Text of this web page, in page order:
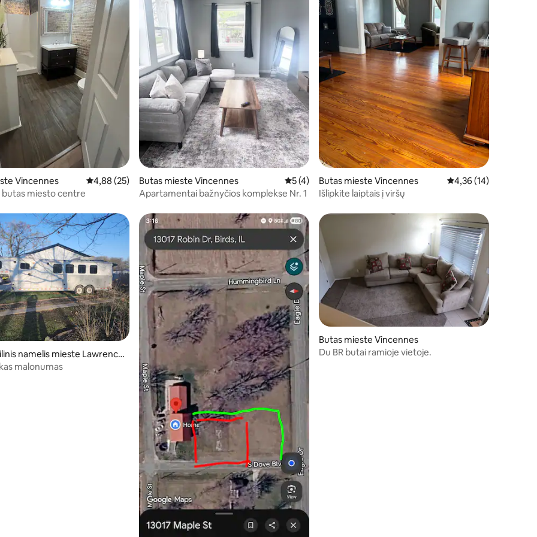
Vincennes Vidutinis įvertinimas: 4,88 iš 5, atsiliepimų: 25
4,88 (25)
miesto centre
Butas mieste Vincennes Vidutinis įvertinimas: 5 iš 5, atsiliepimų: 4
5 (4)
Apartamentai bažnyčios komplekse Nr. 1
Butas mieste Vincennes Vidutinis įvertinimas:
4,36 (14)
Išlipkite laiptais į viršų
namelis mieste Lawrence
malonumas
Butas mieste Vincennes
Du BR butai ramioje vietoje.